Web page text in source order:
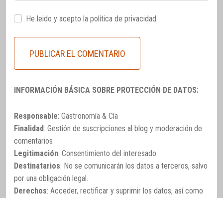
He leido y acepto la política de privacidad
INFORMACIÓN BÁSICA SOBRE PROTECCIÓN DE DATOS:
Responsable: Gastronomía & Cía
Finalidad: Gestión de suscripciones al blog y moderación de
comentarios
Legitimación: Consentimiento del interesado
Destinatarios: No se comunicarán los datos a terceros, salvo
por una obligación legal.
Derechos: Acceder, rectificar y suprimir los datos, así como